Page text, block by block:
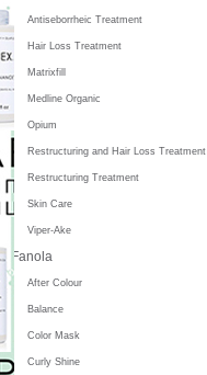
Antiseborrheic Treatment
Hair Loss Treatment
Matrixfill
Medline Organic
Opium
Restructuring and Hair Loss Treatment
Restructuring Treatment
Skin Care
Viper-Ake
Fanola
After Colour
Balance
Color Mask
Curly Shine